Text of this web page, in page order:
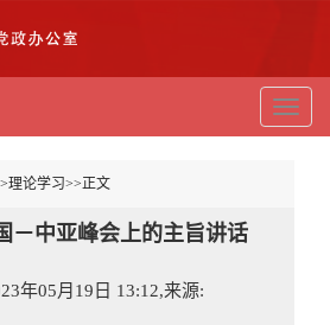
切
换
理论学习>>正文
－中亚峰会上的主旨讲话
年05月19日 13:12,来源: